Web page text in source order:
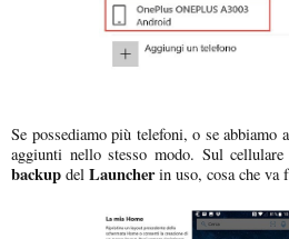
Se possediamo più telefoni, o se abbiamo
aggiunti nello stesso modo. Sul
backup del Launcherin uso, cosa che va